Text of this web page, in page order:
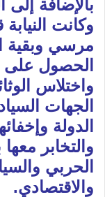
بالإضافة
وكانت
مرسي وبقية
الحصول على
واختلاس
الجهات
الدولة
والتخابر
الحربي
والاقتصادي.